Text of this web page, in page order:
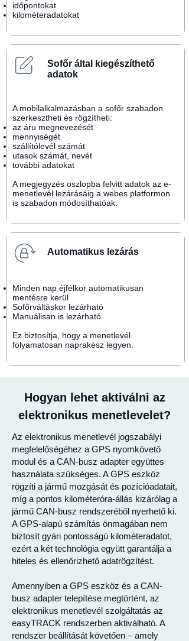
időpontokat
kilométeradatokat
Sofőr által kiegészíthető
adatok
A mobilalkalmazásban a sofőr szabadon
szerkesztheti és rögzítheti:
az áru megnevezését
mennyiségét
szállítólevél számát
utasok számát, nevét
további adatokat
A megjegyzés oszlopba felvitt adatok az e-
menetlevél lezárásáig a webes platformon
is szabadon módosíthatóak.
Automatikus lezárás
Minden nap éjfélkor automatikusan
mentésre kerül
Sofőrváltáskor lezárható
Manuálisan is lezárható
Ez biztosítja, hogy a menetlevél
folyamatosan naprakész legyen.
Hogyan lehet aktiválni az
elektronikus menetlevelet?
Az elektronikus menetlevél jogszabályi
megfelelőségéhez a GPS nyomkövető
modul és a CAN-busz adapter együttes
használata szükséges. A GPS eszköz
rögzíti a jármű mozgását és pozícióadatait,
míg a pontos kilométeróra-állás kizárólag a
jármű CAN-busz rendszeréből nyerhető ki.
A GPS-alapú számítás önmagában nem
biztosít gyári pontosságú kilométeradatot,
ezért a két technológia együtt garantálja a
hiteles és ellenőrizhető adatrögzítést.
Amennyiben a GPS eszköz és a CAN-
busz adapter telepítése megtörtént, az
elektronikus menetlevél szolgáltatás az
easyTRACK rendszerben aktiválható. A
rendszer beállítását követően – amely